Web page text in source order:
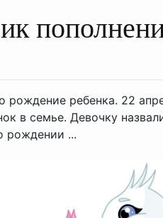
рождение ребенка. 22
в семье. Девочку
рождении ...